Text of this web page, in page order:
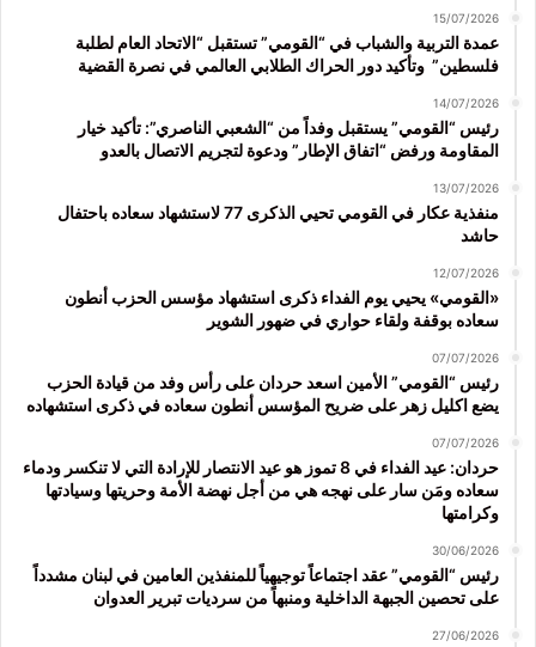
15/07/2026
عمدة التربية والشباب في “القومي” تستقبل “الاتحاد العام لطلبة
فلسطين” وتأكيد دور الحراك الطلابي العالمي في نصرة القضية
14/07/2026
رئيس “القومي” يستقبل وفداً من “الشعبي الناصري”: تأكيد خيار
المقاومة ورفض “اتفاق الإطار” ودعوة لتجريم الاتصال بالعدو
13/07/2026
منفذية عكار في القومي تحيي الذكرى 77 لاستشهاد سعاده باحتفال
حاشد
12/07/2026
«القومي» يحيي يوم الفداء ذكرى استشهاد مؤسس الحزب أنطون
سعاده بوقفة ولقاء حواري في ضهور الشوير
07/07/2026
رئيس “القومي” الأمين اسعد حردان على رأس وفد من قيادة الحزب
يضع اكليل زهر على ضريح المؤسس أنطون سعاده في ذكرى استشهاده
07/07/2026
حردان: عيد الفداء في 8 تموز هو عيد الانتصار للإرادة التي لا تنكسر ودماء
سعاده ومَن سار على نهجه هي من أجل نهضة الأمة وحريتها وسيادتها
وكرامتها
30/06/2026
رئيس “القومي” عقد اجتماعاً توجيهياً للمنفذين العامين في لبنان مشدداً
على تحصين الجبهة الداخلية ومنبهاً من سرديات تبرير العدوان
27/06/2026